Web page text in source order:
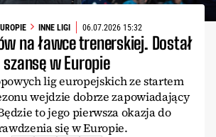
INNE LIGI 06.07.2026 15:32
na ławce trenerskiej. Dostał
szansę w Europie
lig europejskich ze startem
wejdzie dobrze zapowiadający
to jego pierwsza okazja do
się w Europie.